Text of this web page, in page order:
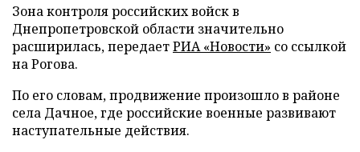
Зона контроля российских войск в
Днепропетровской области значительно
расширилась, передаетРИА «Новости» со ссылкой
на Рогова.
По его словам, продвижение произошло в районе
села Дачное, где российские военные развивают
наступательные действия.